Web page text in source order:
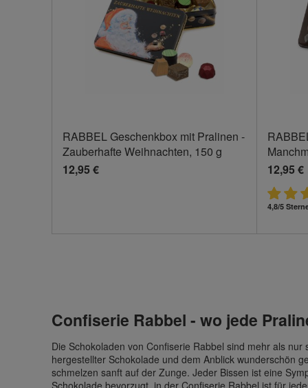
RABBEL Geschenkbox mit Pralinen -
Zauberhafte Weihnachten, 150 g
12,95 €
12,95 €
4,8/5
Confiserie Rabbel - wo jede
Die Schokoladen von Confiserie Rabbel sind mehr als
hergestellter Schokolade und dem Anblick wunderschön
schmelzen sanft auf der Zunge. Jeder Bissen ist eine